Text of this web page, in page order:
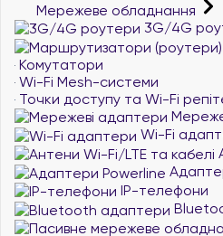
Мережеве обладнання
3G/4G
Комутатори
Wi-Fi Mesh-системи
Точки доступу та Wi-Fi
Wi-Fi
IP-телефони